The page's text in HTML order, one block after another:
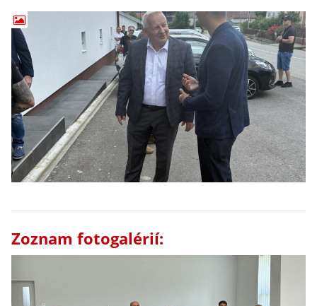
Zoznam fotogalérií: